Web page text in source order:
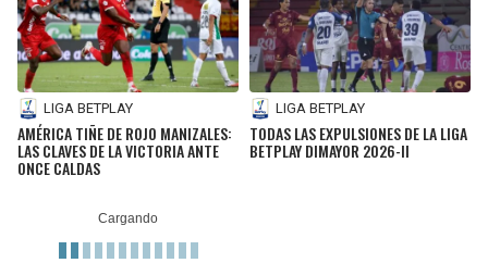
LIGA BETPLAY
AMÉRICA TIÑE DE ROJO MANIZALES:
LAS CLAVES DE LA VICTORIA ANTE
ONCE CALDAS
LIGA BETPLAY
TODAS LAS EXPULSIONES DE LA LIGA
BETPLAY DIMAYOR 2026-II